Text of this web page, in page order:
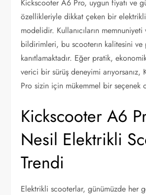
Kickscooter A6 Pro, uygun fiyatı ve
özellikleriyle dikkat çeken bir
modelidir. Kullanıcıların
bildirimleri, bu scooterın kalitesini ve
kanıtlamaktadır. Eğer pratik,
verici bir sürüş deneyimi arıyorsanız,
Pro sizin için mükemmel bir seçenek
Kickscooter A6
Nesil Elektrikli
Trendi
Elektrikli scooterlar, günümüzde her